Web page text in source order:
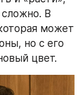
сложно. В
может
но с его
цвет.